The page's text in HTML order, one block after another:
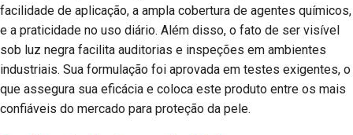
facilidade de aplicação, a ampla cobertura de agentes químicos,
e a praticidade no uso diário. Além disso, o fato de ser visível
sob luz negra facilita auditorias e inspeções em ambientes
industriais. Sua formulação foi aprovada em testes exigentes, o
que assegura sua eficácia e coloca este produto entre os mais
confiáveis do mercado para proteção da pele.